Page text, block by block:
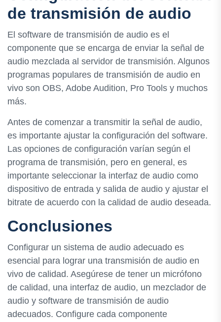
de transmisión de audio
El software de transmisión de audio es el
componente que se encarga de enviar la señal de
audio mezclada al servidor de transmisión. Algunos
programas populares de transmisión de audio en
vivo son OBS, Adobe Audition, Pro Tools y muchos
más.
Antes de comenzar a transmitir la señal de audio,
es importante ajustar la configuración del software.
Las opciones de configuración varían según el
programa de transmisión, pero en general, es
importante seleccionar la interfaz de audio como
dispositivo de entrada y salida de audio y ajustar el
bitrate de acuerdo con la calidad de audio deseada.
Conclusiones
Configurar un sistema de audio adecuado es
esencial para lograr una transmisión de audio en
vivo de calidad. Asegúrese de tener un micrófono
de calidad, una interfaz de audio, un mezclador de
audio y software de transmisión de audio
adecuados. Configure cada componente